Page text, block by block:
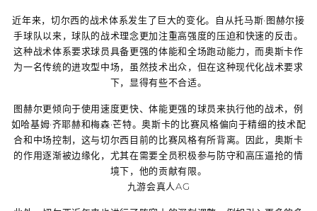
近年来，切尔西的战术体系发生了巨大的变化。自从托马斯·图赫尔接
手球队以来，球队的战术理念更加注重高强度的压迫和快速的反击。
这种战术体系要求球员具备更强的体能和全场跑动能力，而奥斯卡作
为一名传统的进攻型中场，虽然技术出众，但在这种现代化战术要求
下，显得有些不合适。
图赫尔更倾向于使用速度更快、体能更强的球员来执行他的战术，例
如哈基姆·齐耶赫和梅森·芒特。奥斯卡的比赛风格偏向于精细的技术配
合和中场控制，这与切尔西目前的比赛风格有所背离。因此，奥斯卡
的作用逐渐被边缘化，尤其在需要全员积极参与防守和高压逼抢的情
境下，他的贡献有限。
九游会真人AG